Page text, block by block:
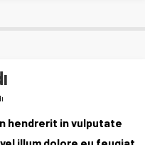
hendrerit in vulputate
illum dolore eu feugiat